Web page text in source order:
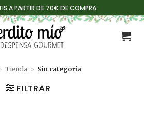
A PARTIR DE 70€ DE COMPRA
Tienda > Sin categoría
FILTRAR